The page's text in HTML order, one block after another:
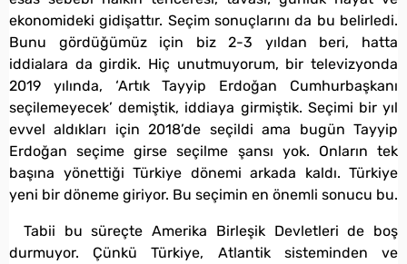
ekonomideki gidişattır. Seçim sonuçlarını da bu belirledi.
Bunu gördüğümüz için biz 2-3 yıldan beri, hatta
iddialara da girdik. Hiç unutmuyorum, bir televizyonda
2019 yılında, ‘Artık Tayyip Erdoğan Cumhurbaşkanı
seçilemeyecek’ demiştik, iddiaya girmiştik. Seçimi bir yıl
evvel aldıkları için 2018’de seçildi ama bugün Tayyip
Erdoğan seçime girse seçilme şansı yok. Onların tek
başına yönettiği Türkiye dönemi arkada kaldı. Türkiye
yeni bir döneme giriyor. Bu seçimin en önemli sonucu bu.
Tabii bu süreçte Amerika Birleşik Devletleri de boş
durmuyor. Çünkü Türkiye, Atlantik sisteminden ve